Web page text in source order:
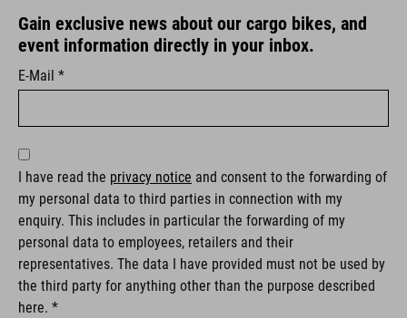
Gain exclusive news about our cargo bikes, and
event information directly in your inbox.
E-Mail *
I have read the privacy notice and consent to the forwarding of
my personal data to third parties in connection with my
enquiry. This includes in particular the forwarding of my
personal data to employees, retailers and their
representatives. The data I have provided must not be used by
the third party for anything other than the purpose described
here. *